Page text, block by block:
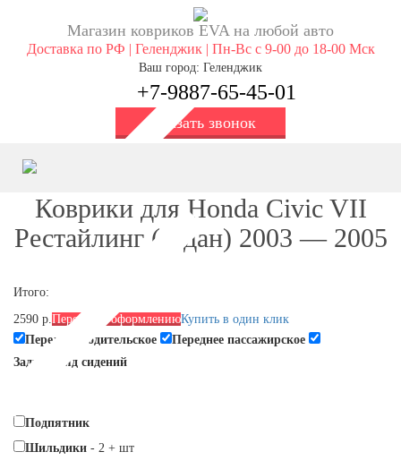
Магазин ковриков EVA ​на любой авто
Доставка по РФ | Геленджик | Пн-Вс с 9-00 до 18-00 Мск
Ваш город: Геленджик
+7-9887-65-45-01
Заказать звонок
Коврики для Honda Civic VII
Рестайлинг (седан) 2003 — 2005
Итого:
2590 р.Перейти к оформлениюКупить в один клик
Переднее водительское
Переднее пассажирское
Задний ряд сидений
Подпятник
Шильдики - 2 + шт